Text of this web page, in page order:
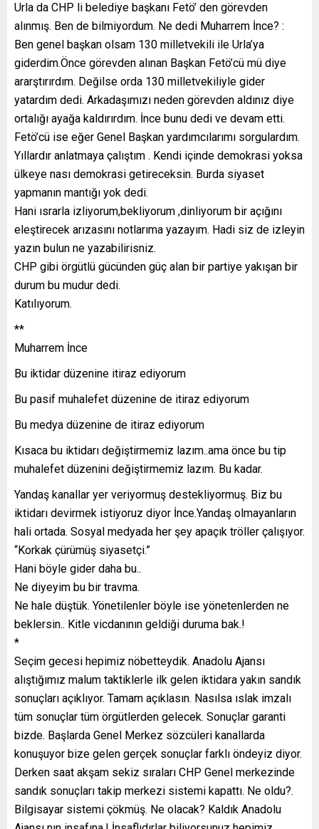
Urla da CHP li belediye başkanı Fetö’ den görevden
alınmış. Ben de bilmiyordum. Ne dedi Muharrem İnce? :
Ben genel başkan olsam 130 milletvekili ile Urla’ya
giderdim.Önce görevden alınan Başkan Fetö’cü mü diye
ararştırırdım. Değilse orda 130 milletvekiliyle gider
yatardım dedi. Arkadaşımızı neden görevden aldınız diye
ortalığı ayağa kaldırırdım. İnce bunu dedi ve devam etti.
Fetö’cü ise eğer Genel Başkan yardımcılarımı sorgulardım.
Yıllardır anlatmaya çalıştım . Kendi içinde demokrasi yoksa
ülkeye nası demokrasi getireceksin. Burda siyaset
yapmanın mantığı yok dedi.
Hani ısrarla izliyorum,bekliyorum ,dinliyorum bir açığını
eleştirecek arızasını notlarıma yazayım. Hadi siz de izleyin
yazın bulun ne yazabilirisniz.
CHP gibi örgütlü gücünden güç alan bir partiye yakışan bir
durum bu mudur dedi.
Katılıyorum.
**
Muharrem İnce
Bu iktidar düzenine itiraz ediyorum
Bu pasif muhalefet düzenine de itiraz ediyorum
Bu medya düzenine de itiraz ediyorum
Kısaca bu iktidarı değiştirmemiz lazım..ama önce bu tip
muhalefet düzenini değiştirmemiz lazım. Bu kadar.
Yandaş kanallar yer veriyormuş destekliyormuş. Biz bu
iktidarı devirmek istiyoruz diyor İnce.Yandaş olmayanların
hali ortada. Sosyal medyada her şey apaçık tröller çalışıyor.
“Korkak çürümüş siyasetçi.”
Hani böyle gider daha bu..
Ne diyeyim bu bir travma.
Ne hale düştük. Yönetilenler böyle ise yönetenlerden ne
beklersin.. Kitle vicdanının geldiği duruma bak.!
*
Seçim gecesi hepimiz nöbetteydik. Anadolu Ajansı
alıştığımız malum taktiklerle ilk gelen iktidara yakın sandık
sonuçları açıklıyor. Tamam açıklasın. Nasılsa ıslak imzalı
tüm sonuçlar tüm örgütlerden gelecek. Sonuçlar garanti
bizde. Başlarda Genel Merkez sözcüleri kanallarda
konuşuyor bize gelen gerçek sonuçlar farklı öndeyiz diyor.
Derken saat akşam sekiz sıraları CHP Genel merkezinde
sandık sonuçları takip merkezi sistemi kapattı. Ne oldu?.
Bilgisayar sistemi çökmüş. Ne olacak? Kaldık Anadolu